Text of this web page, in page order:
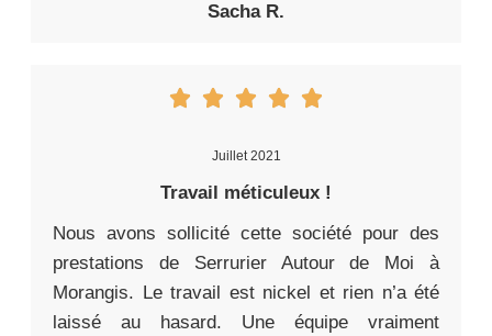
Sacha R.
Juillet 2021
Travail méticuleux !
Nous avons sollicité cette société pour des
prestations de Serrurier Autour de Moi à
Morangis. Le travail est nickel et rien n’a été
laissé au hasard. Une équipe vraiment